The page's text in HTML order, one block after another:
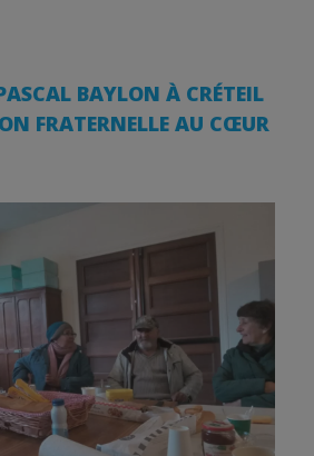
BAYLON À CRÉTEIL
FRATERNELLE AU CŒUR